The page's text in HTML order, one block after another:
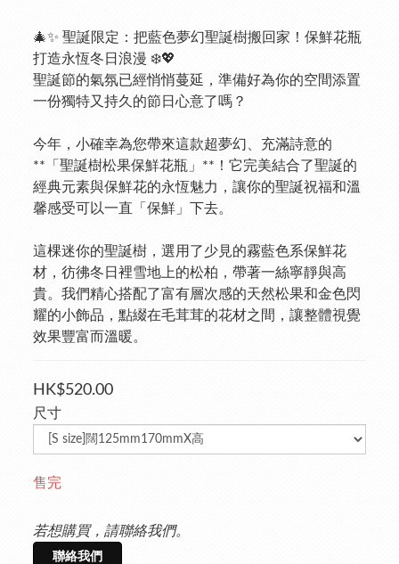
🎄✨ 聖誕限定：把藍色夢幻聖誕樹搬回家！保鮮花瓶
打造永恆冬日浪漫 ❄️💖
聖誕節的氣氛已經悄悄蔓延，準備好為你的空間添置
一份獨特又持久的節日心意了嗎？
今年，小確幸為您帶來這款超夢幻、充滿詩意的
**「聖誕樹松果保鮮花瓶」**！它完美結合了聖誕的
經典元素與保鮮花的永恆魅力，讓你的聖誕祝福和溫
馨感受可以一直「保鮮」下去。
這棵迷你的聖誕樹，選用了少見的霧藍色系保鮮花
材，彷彿冬日裡雪地上的松柏，帶著一絲寧靜與高
貴。我們精心搭配了富有層次感的天然松果和金色閃
耀的小飾品，點綴在毛茸茸的花材之間，讓整體視覺
效果豐富而溫暖。
HK$520.00
尺寸
售完
若想購買，請聯絡我們。
聯絡我們